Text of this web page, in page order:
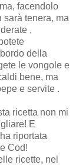
facendolo
sarà tenera, ma
,
della
le vongole e
bene, ma
e servite .
ricetta non mi
E
riportata
Cod!
ricette, nel